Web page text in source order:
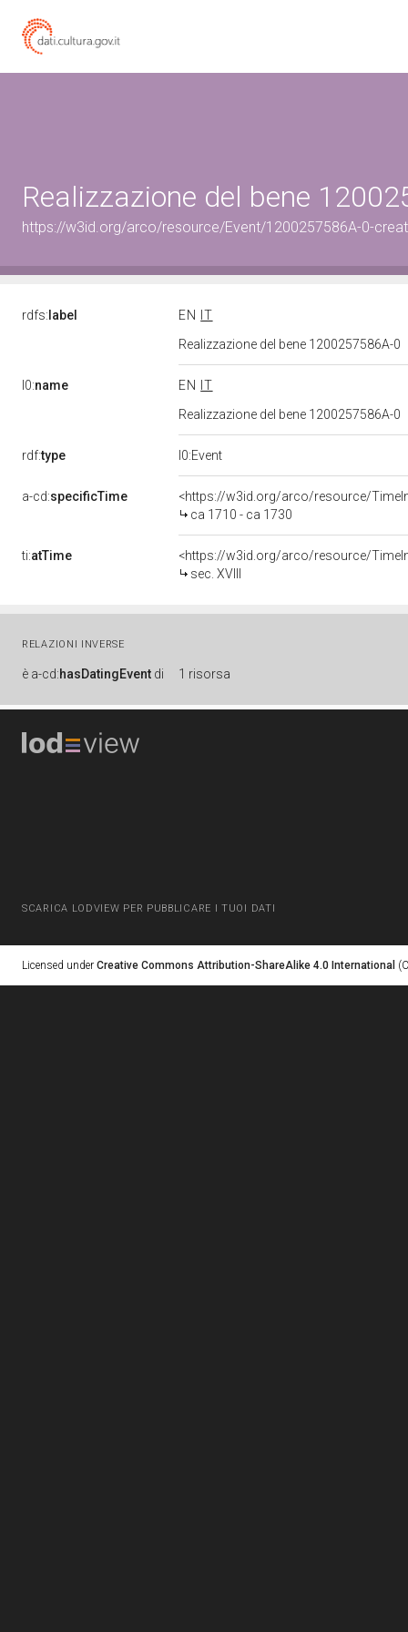
Realizzazione del bene
https://w3id.org/arco/resource/Event/1200257586A-0-
rdfs: label EN
IT
Realizzazione del bene 1200257586A-0
l0:name EN
IT
Realizzazione del bene 1200257586A-0
rdf:type l0:Event
a-cd:specificTime
<https://w3id.org/arco/resource/
ca 1710 - ca 1730
ti:atTime
<https://w3id.org/arco/resource/
sec. XVIII
RELAZIONI INVERSE
è a-cd:hasDatingEvent di 1 risorsa
SCARICA LODVIEW PER PUBBLICARE I TUOI DATI
Licensed under Creative Commons Attribution-ShareAlike 4.0 International